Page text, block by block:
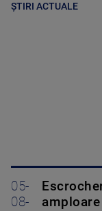
ȘTIRI ACTUALE
05-
08-